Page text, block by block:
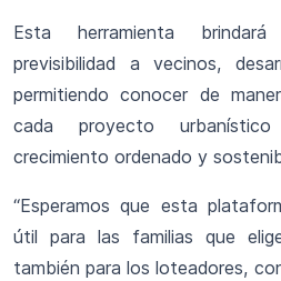
Esta herramienta
previsibilidad a vecinos,
permitiendo conocer de
cada proyecto
crecimiento ordenado y
“Esperamos que esta
útil para las familias que
también para los loteadores,